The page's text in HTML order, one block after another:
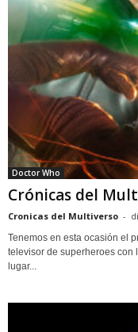
Doctor Who
Crónicas del
Cronicas del Multiverso -
Tenemos en esta ocasión el
televisor de superheroes con
lugar...